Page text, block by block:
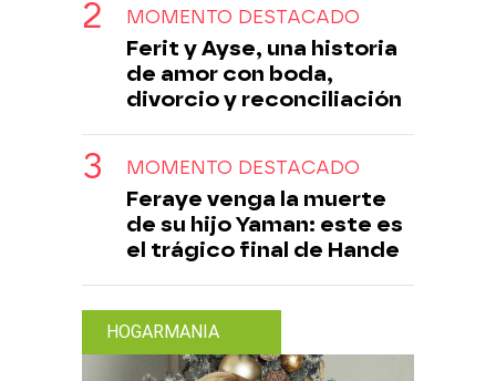
MOMENTO DESTACADO
Ferit y Ayse, una historia
de amor con boda,
divorcio y reconciliación
MOMENTO DESTACADO
Feraye venga la muerte
de su hijo Yaman: este es
el trágico final de Hande
HOGARMANIA